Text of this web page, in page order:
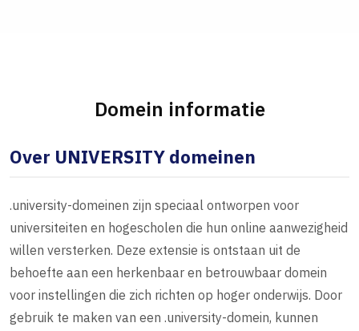
Domein informatie
Over UNIVERSITY domeinen
.university-domeinen zijn speciaal ontworpen voor
universiteiten en hogescholen die hun online aanwezigheid
willen versterken. Deze extensie is ontstaan uit de
behoefte aan een herkenbaar en betrouwbaar domein
voor instellingen die zich richten op hoger onderwijs. Door
gebruik te maken van een .university-domein, kunnen